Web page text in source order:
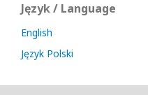
Język / Language
English
Język Polski